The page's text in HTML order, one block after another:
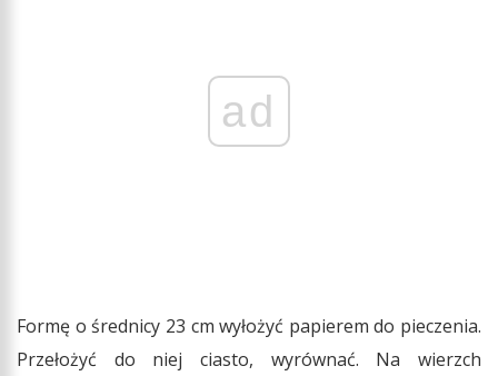
ad
Formę o średnicy 23 cm wyłożyć papierem do pieczenia.
Przełożyć do niej ciasto, wyrównać. Na wierzch